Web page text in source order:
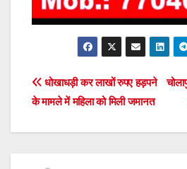
Post
धोखाधड़ी कर लाखों रुपए हड़पने
के मामले में महिला को मिली जमानत